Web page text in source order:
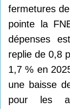
fermetures
pointe la
dépenses
replie de 0,8
1,7 % en
une baisse
pour les